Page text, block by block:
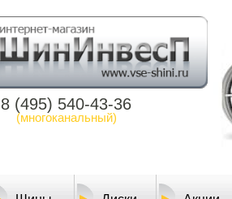
8 (495) 540-43-36
(многоканальный)